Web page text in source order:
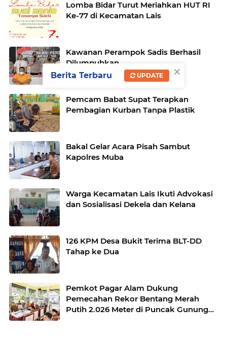
Lomba Bidar Turut Meriahkan HUT RI
Ke-77 di Kecamatan Lais
Kawanan Perampok Sadis Berhasil
Dilumpuhkan
Pemcam Babat Supat Terapkan
Pembagian Ku­rban Tanpa Plastik
Bakal Gelar Acara Pisah Sambut
Kapolres Muba
Warga Kecamatan Lais Ikuti Advokasi
dan Sosiali­sasi Dekela dan Kelana
126 KPM Desa Bukit Terima BLT-DD
Tahap ke Dua
Pemkot Pagar Alam Dukung
Pemecahan Rekor Bentang Merah
Putih 2.026 Meter di Puncak Gunung
×
Berita Terbaru UPDATE